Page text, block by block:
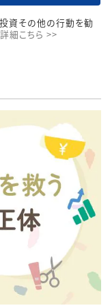
資その他の行動を勧
詳細こちら >>